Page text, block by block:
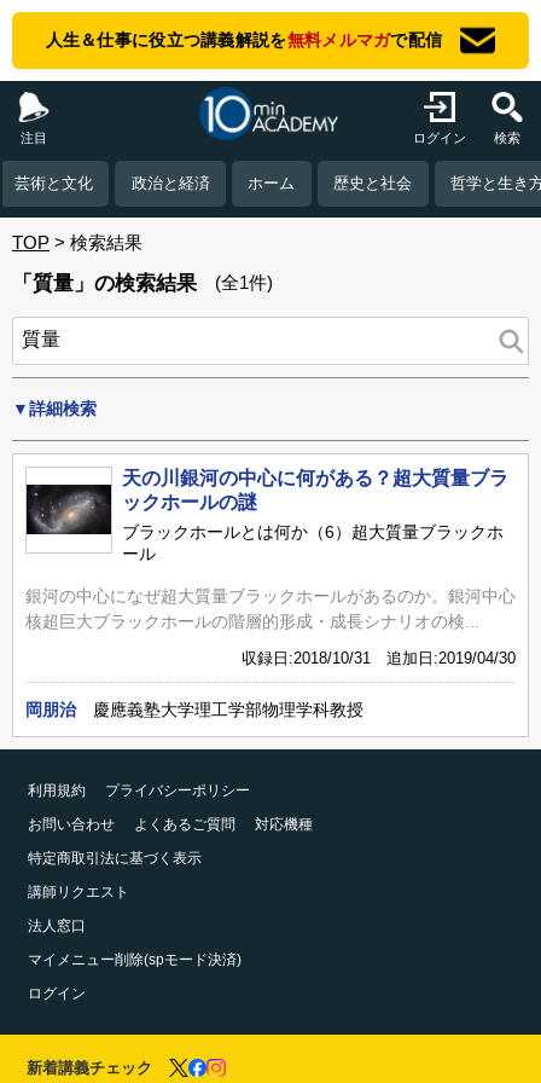
人生＆仕事に役立つ講義解説を無料メルマガで配信
注目 ログイン 検索
芸術と文化 政治と経済 ホーム 歴史と社会 哲学と生き
TOP 検索結果
「質量」の検索結果 (全1件)
▼詳細検索
天の川銀河の中心に何がある？超大質量ブラ
ックホールの謎
ブラックホールとは何か（6）超大質量ブラックホ
ール
銀河の中心になぜ超大質量ブラックホールがあるのか。銀河中心
核超巨大ブラックホールの階層的形成・成長シナリオの検...
収録日:2018/10/31 追加日:2019/04/30
岡朋治 慶應義塾大学理工学部物理学科教授
利用規約
プライバシーポリシー
お問い合わせ
よくあるご質問
対応機種
特定商取引法に基づく表示
講師リクエスト
法人窓口
マイメニュー削除(spモード決済)
ログイン
新着講義チェック